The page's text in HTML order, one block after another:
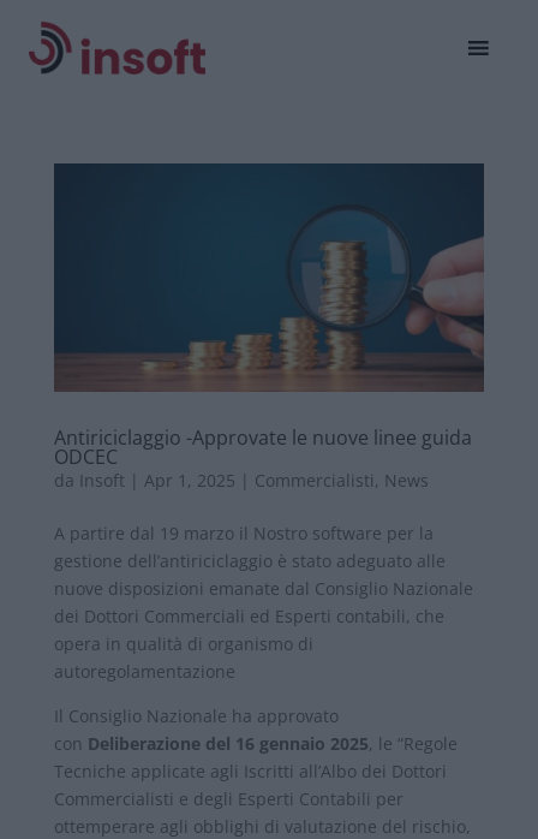
Antiriciclaggio -Approvate le nuove linee guida
ODCEC
da Insoft | Apr 1, 2025 | Commercialisti, News
A partire dal 19 marzo il Nostro software per la
gestione dell’antiriciclaggio è stato adeguato alle
nuove disposizioni emanate dal Consiglio Nazionale
dei Dottori Commerciali ed Esperti contabili, che
opera in qualità di organismo di
autoregolamentazione
Il Consiglio Nazionale ha approvato
con Deliberazione del 16 gennaio 2025, le “Regole
Tecniche applicate agli Iscritti all’Albo dei Dottori
Commercialisti e degli Esperti Contabili per
ottemperare agli obblighi di valutazione del rischio,